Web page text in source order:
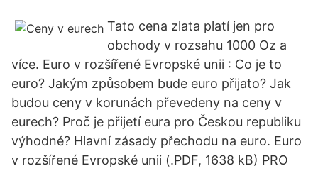
Tato cena zlata platí jen pro
obchody v rozsahu 1000 Oz a
více. Euro v rozšířené Evropské unii : Co je to
euro? Jakým způsobem bude euro přijato? Jak
budou ceny v korunách převedeny na ceny v
eurech? Proč je přijetí eura pro Českou republiku
výhodné? Hlavní zásady přechodu na euro. Euro
v rozšířené Evropské unii (.PDF, 1638 kB) PRO